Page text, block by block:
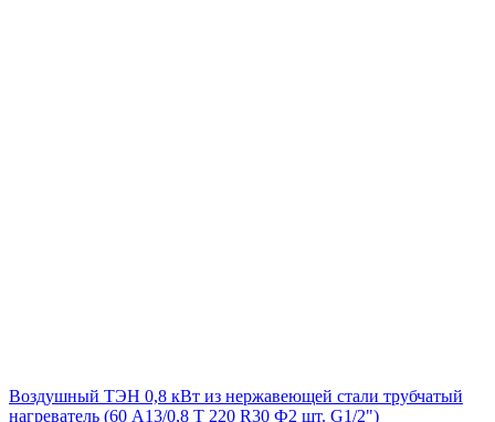
Воздушный ТЭН 0,8 кВт из нержавеющей стали трубчатый
нагреватель (60 А13/0,8 Т 220 R30 Ф2 шт. G1/2")